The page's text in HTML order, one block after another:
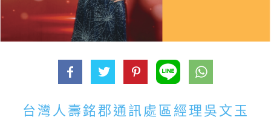
台灣人壽銘郡通訊處區經理吳文玉